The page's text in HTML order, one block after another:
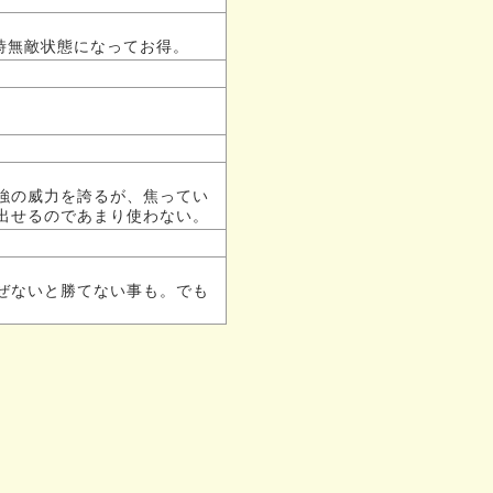
敵状態になってお得。
の威力を誇るが、焦ってい
るのであまり使わない。
ないと勝てない事も。でも